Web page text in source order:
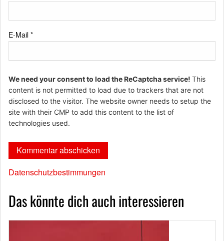
E-Mail *
We need your consent to load the ReCaptcha service! This
content is not permitted to load due to trackers that are not
disclosed to the visitor. The website owner needs to setup the
site with their CMP to add this content to the list of
technologies used.
Datenschutzbestimmungen
Das könnte dich auch interessieren